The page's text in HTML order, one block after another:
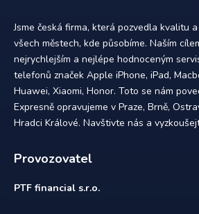
Jsme česká firma, která pozvedla kvalitu
všech městech, kde působíme. Naším
nejrychlejším a nejlépe hodnoceným
telefonů značek Apple iPhone, iPad,
Huawei, Xiaomi, Honor. Toto se nám
Expresně opravujeme v Praze, Brně,
Hradci Králové. Navštivte nás a
Provozovatel
PTF financial s.r.o.